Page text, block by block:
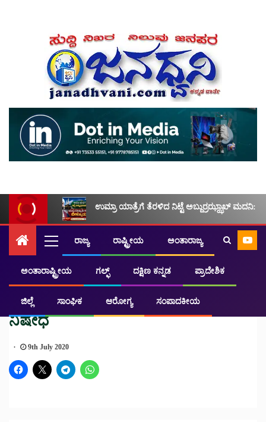
ಉಮ್ರಾ ಯಾತ್ರೆಗೆ ತೆರಳಿದ ನಿಟ್ಟೆ ಅಬ್ದುರ್ರಝ್ಝಾಖ್ ಮದನಿ:
ರಾಜ್ಯ ರಾಷ್ಟ್ರೀಯ ಅಂತಾರಾಜ್ಯ
ಅಂತಾರಾಷ್ಟ್ರೀಯ ಗಲ್ಫ್ ದಕ್ಷಿಣ ಕನ್ನಡ ಪ್ರಾದೇಶಿಕ
ಜಿಲ್ಲೆ ಸಾಂಘಿಕ ಆರೋಗ್ಯ ಸಂಪಾದಕೀಯ
ಪ್ರಮುಖ ಸುದ್ದಿ
ಚಾರ್ಮಾಡಿ ಘಾಟಿಯಲ್ಲಿ ವಾಹನ ಸಂಚಾರಕ್ಕೆ
ನಿಷೇಧ
9th July 2020